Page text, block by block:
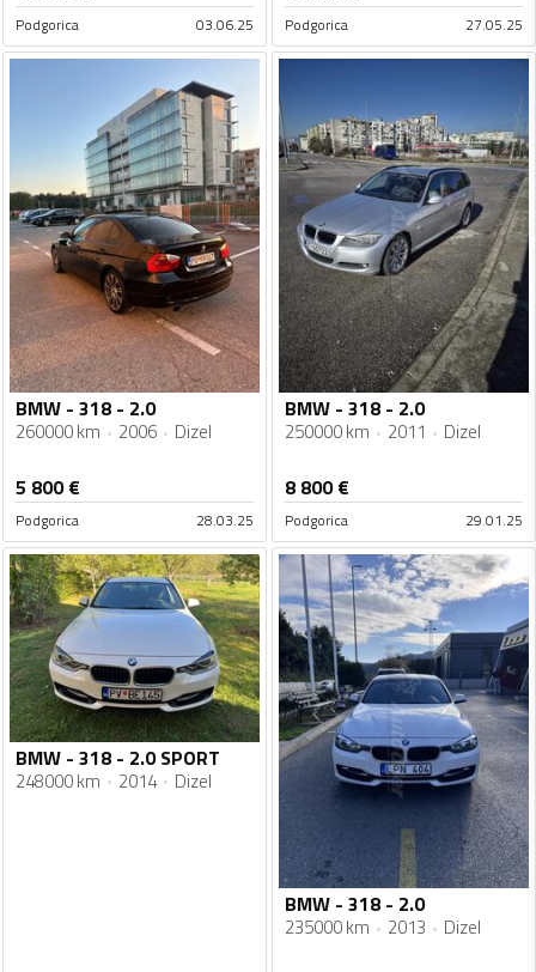
Podgorica 03.06.25 Podgorica 27.05.25
BMW - 318 - 2.0
260000 km 2006 Dizel
5 800€
Podgorica 28.03.25
BMW - 318 - 2.0
250000 km 2011 Dizel
8 800€
Podgorica 29.01.25
BMW - 318 - 2.0 SPORT
248000 km 2014 Dizel
BMW - 318 - 2.0
235000 km 2013 Dizel